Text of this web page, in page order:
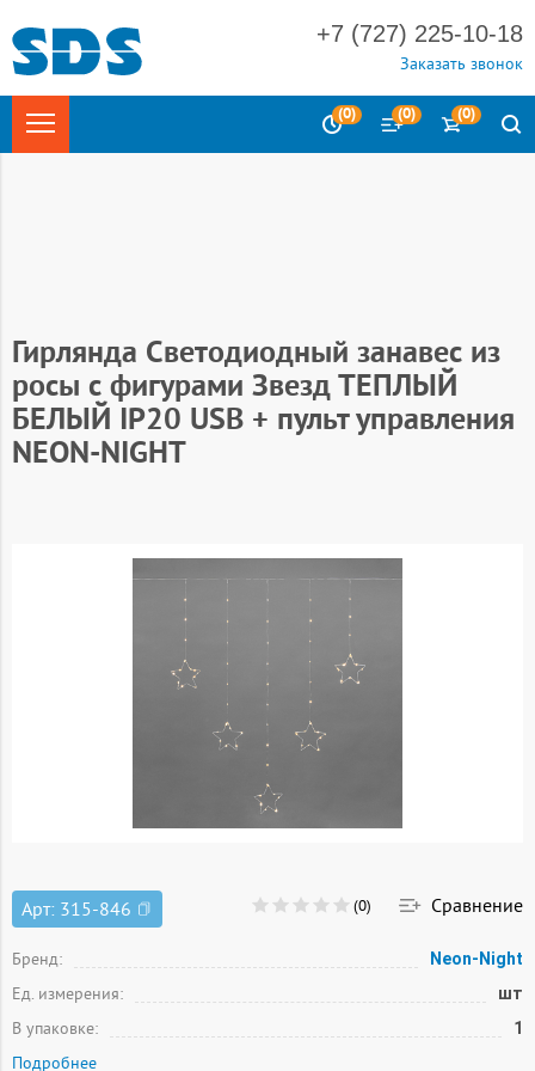
+7 (727) 225-10-18
Заказать звонок
(0) (0) (0)
Гирлянда Светодиодный занавес из
росы с фигурами Звезд ТЕПЛЫЙ
БЕЛЫЙ IP20 USB + пульт управления
NEON-NIGHT
Арт: 315-846 (0) Сравнение
Бренд: Neon-Night
Ед. измерения: шт
В упаковке: 1
Подробнее